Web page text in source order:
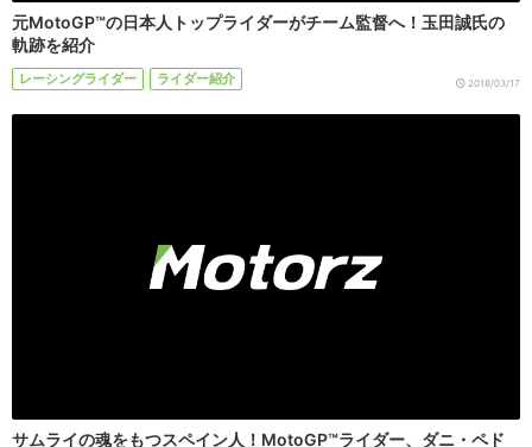
元MotoGP™の日本人トップライダーがチーム監督へ！玉田誠氏の
軌跡を紹介
レーシングライダー ライダー紹介 2018/03/17
サムライの魂をもつスペイン人！MotoGP™ライダー、ダニ・ペド